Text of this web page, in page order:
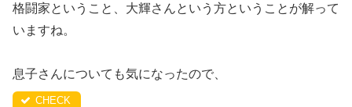
格闘家ということ、大輝さんという方ということが解って
いますね。
息子さんについても気になったので、